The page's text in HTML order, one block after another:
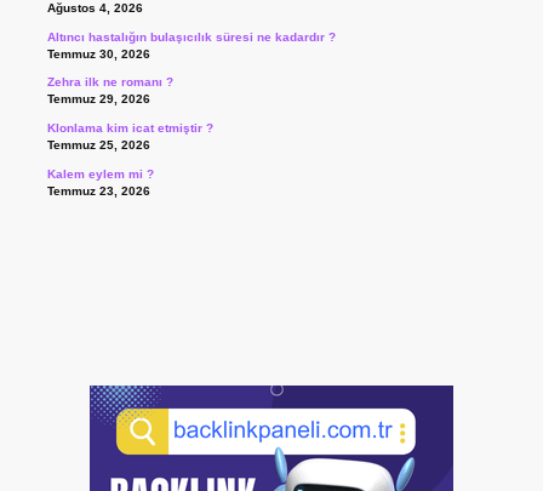
Ağustos 4, 2026
Altıncı hastalığın bulaşıcılık süresi ne kadardır ?
Temmuz 30, 2026
Zehra ilk ne romanı ?
Temmuz 29, 2026
Klonlama kim icat etmiştir ?
Temmuz 25, 2026
Kalem eylem mi ?
Temmuz 23, 2026